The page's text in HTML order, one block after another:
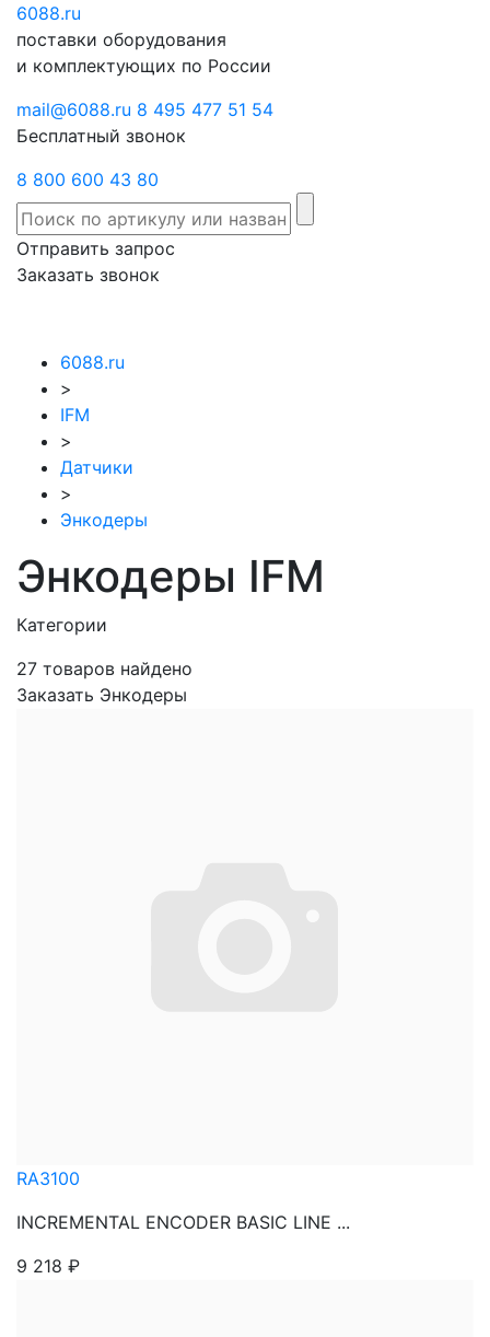
6088.ru
поставки оборудования
и комплектующих по России
mail@6088.ru 8 495 477 51 54
Бесплатный звонок
8 800 600 43 80
Отправить запрос
Заказать звонок
6088.ru
>
IFM
>
Датчики
>
Энкодеры
Энкодеры IFM
Категории
27 товаров найдено
Заказать Энкодеры
RA3100
INCREMENTAL ENCODER BASIC LINE ...
9 218 ₽
Отправить
запрос
звонок